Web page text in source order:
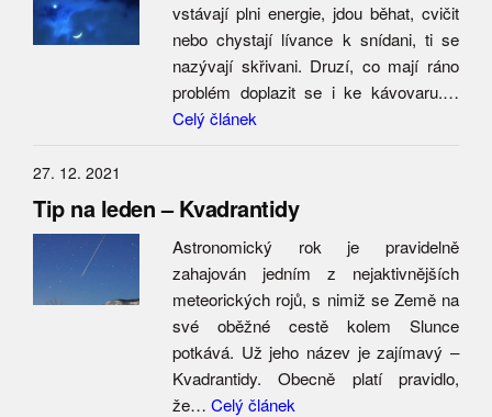
vstávají plni energie, jdou běhat, cvičit
nebo chystají lívance k snídani, ti se
nazývají skřivani. Druzí, co mají ráno
problém doplazit se i ke kávovaru.…
Celý článek
27. 12. 2021
Tip na leden – Kvadrantidy
Astronomický rok je pravidelně
zahajován jedním z nejaktivnějších
meteorických rojů, s nimiž se Země na
své oběžné cestě kolem Slunce
potkává. Už jeho název je zajímavý –
Kvadrantidy. Obecně platí pravidlo,
že… Celý článek